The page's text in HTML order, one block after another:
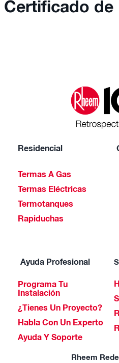
Certificado de
Residencial
Termas A Gas
Termas Eléctricas
Termotanques
Rapiduchas
Ayuda Profesional
Programa Tu
Instalación
¿Tienes Un Proyecto?
Habla Con Un Experto
Ayuda Y Soporte
Rheem